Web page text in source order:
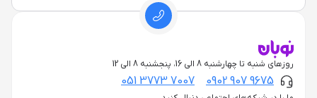
روزهای شنبه تا چهارشنبه 8 الی 16، پنجشنبه 8 الی 12
0902 907 9675
051 3773 7007